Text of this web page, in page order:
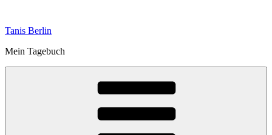
springen
Tanis Berlin
Mein Tagebuch